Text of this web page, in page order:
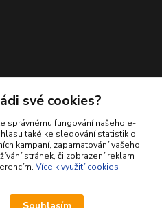
své cookies?
správnému fungování našeho e-
také ke sledování statistik o
kampaní, zapamatování vašeho
stránek, či zobrazení reklam
Více k využití cookies